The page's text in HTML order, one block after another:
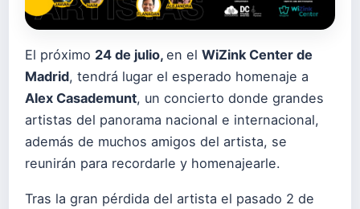
El próximo 24 de julio, en el WiZink Center de
Madrid, tendrá lugar el esperado homenaje a
Alex Casademunt, un concierto donde grandes
artistas del panorama nacional e internacional,
además de muchos amigos del artista, se
reunirán para recordarle y homenajearle.
Tras la gran pérdida del artista el pasado 2 de